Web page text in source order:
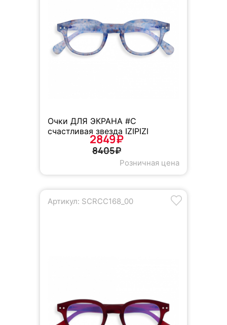
Очки ДЛЯ ЭКРАНА #C
счастливая звезда IZIPIZI
2849₽
8405₽
Розничная цена
Артикул: SCRCC168_00